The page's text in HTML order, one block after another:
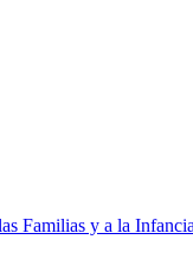
Familias y a la